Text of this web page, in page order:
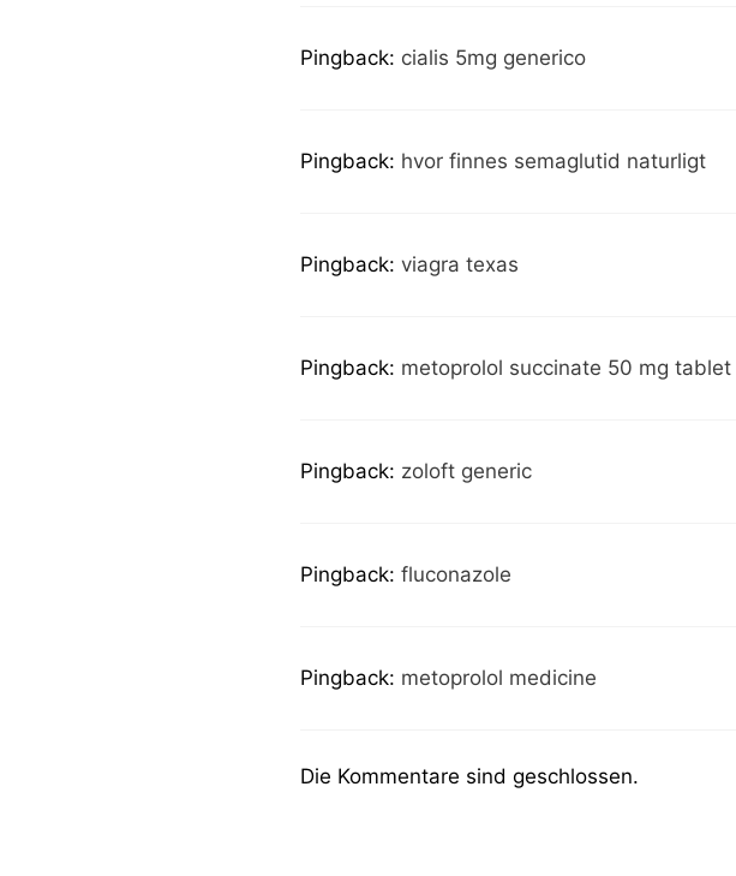
Pingback: cialis 5mg generico
Pingback: hvor finnes semaglutid naturligt
Pingback: viagra texas
Pingback: metoprolol succinate 50 mg tablet
Pingback: zoloft generic
Pingback: fluconazole
Pingback: metoprolol medicine
Die Kommentare sind geschlossen.